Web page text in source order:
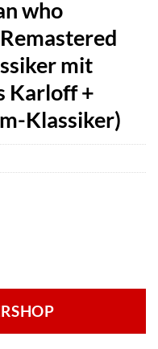
who
mit
Karloff +
Klassiker)